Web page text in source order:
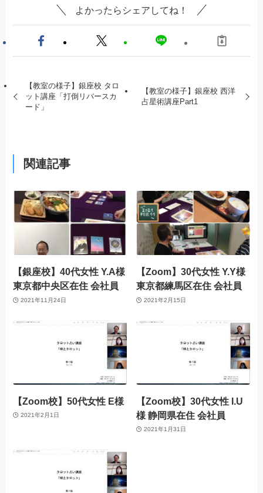
よかったらシェアしてね！
【教室の様子】銀座校 タロ
ット講座「打倒リバースカ
ード」
【教室の様子】銀座校 西洋
占星術講座Part1
関連記事
【銀座校】40代女性 Y.A様
東京都中央区在住 会社員
2021年11月24日
【Zoom】30代女性 Y.Y様
東京都練馬区在住 会社員
2021年2月15日
【Zoom校】50代女性 E様
2021年2月1日
【Zoom校】30代女性 I.U
様 静岡県在住 会社員
2021年1月31日